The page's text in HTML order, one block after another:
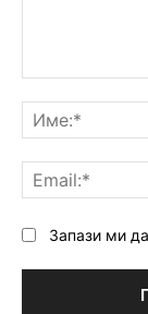
Запази ми